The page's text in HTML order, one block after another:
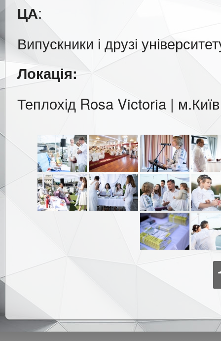
ЦА:
Випускники і друзі
Локація:
Теплохід Rosa Victoria | м.Київ